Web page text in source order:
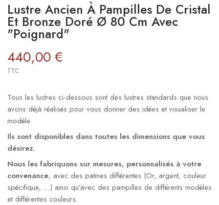
Lustre Ancien À Pampilles De Cristal
Et Bronze Doré Ø 80 Cm Avec
"Poignard"
440,00 €
TTC
Tous les lustres ci-dessous sont des lustres standards que nous
avons déjà réalisés pour vous donner des idées et visualiser le
modèle.
Ils sont disponibles dans toutes les dimensions que vous
désirez.
Nous les fabriquons sur mesures, personnalisés à votre
convenance, avec des patines différentes (Or, argent, couleur
spécifique, …) ainsi qu'avec des pampilles de différents modèles
et différentes couleurs.